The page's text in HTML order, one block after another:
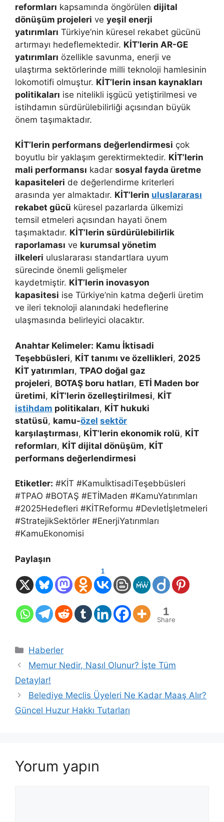
reformları kapsamında öngörülen dijital
dönüşüm projeleri ve yeşil enerji
yatırımları Türkiye’nin küresel rekabet gücünü
artırmayı hedeflemektedir. KİT’lerin AR-GE
yatırımları özellikle savunma, enerji ve
ulaştırma sektörlerinde milli teknoloji hamlesinin
lokomotifi olmuştur. KİT’lerin insan kaynakları
politikaları ise nitelikli işgücü yetiştirilmesi ve
istihdamın sürdürülebilirliği açısından büyük
önem taşımaktadır.
KİT’lerin performans değerlendirmesi çok
boyutlu bir yaklaşım gerektirmektedir. KİT’lerin
mali performansı kadar sosyal fayda üretme
kapasiteleri de değerlendirme kriterleri
arasında yer almaktadır. KİT’lerin uluslararası
rekabet gücü küresel pazarlarda ülkemizi
temsil etmeleri açısından hayati önem
taşımaktadır. KİT’lerin sürdürülebilirlik
raporlaması ve kurumsal yönetim
ilkeleri uluslararası standartlara uyum
sürecinde önemli gelişmeler
kaydetmiştir. KİT’lerin inovasyon
kapasitesi ise Türkiye’nin katma değerli üretim
ve ileri teknoloji alanındaki hedeflerine
ulaşmasında belirleyici olacaktır.
Anahtar Kelimeler: Kamu İktisadi
Teşebbüsleri, KİT tanımı ve özellikleri, 2025
KİT yatırımları, TPAO doğal gaz
projeleri, BOTAŞ boru hatları, ETİ Maden bor
üretimi, KİT’lerin özelleştirilmesi, KİT
istihdam politikaları, KİT hukuki
statüsü, kamu-özel sektör
karşılaştırması, KİT’lerin ekonomik rolü, KİT
reformları, KİT dijital dönüşüm, KİT
performans değerlendirmesi
Etiketler: #KİT #KamuİktisadiTeşebbüsleri
#TPAO #BOTAŞ #ETİMaden #KamuYatırımları
#2025Hedefleri #KİTReformu #Devletİşletmeleri
#StratejikSektörler #EnerjiYatırımları
#KamuEkonomisi
Paylaşın
1
1
Share
Kategoriler
Haberler
Memur Nedir, Nasıl Olunur? İşte Tüm
Detaylar!
Belediye Meclis Üyeleri Ne Kadar Maaş Alır?
Güncel Huzur Hakkı Tutarları
Yorum yapın